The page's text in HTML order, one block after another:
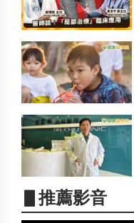
▋推薦影音